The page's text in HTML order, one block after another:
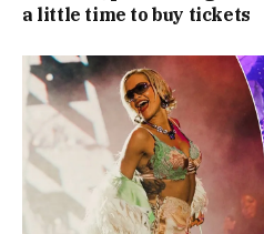
a little time to buy tickets